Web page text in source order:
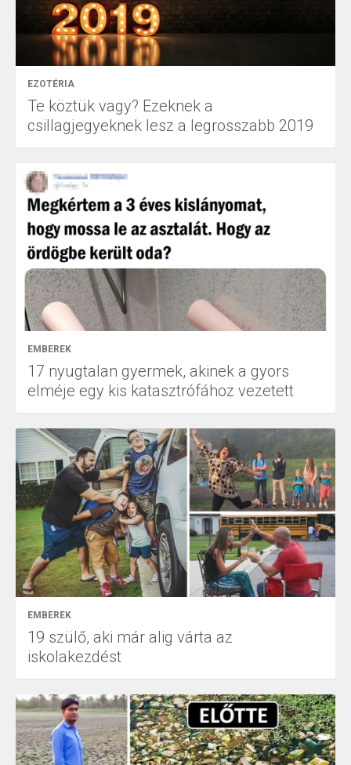
EZOTÉRIA
Te köztük vagy? Ezeknek a
csillagjegyeknek lesz a legrosszabb 2019
EMBEREK
17 nyugtalan gyermek, akinek a gyors
elméje egy kis katasztrófához vezetett
EMBEREK
19 szülő, aki már alig várta az
iskolakezdést